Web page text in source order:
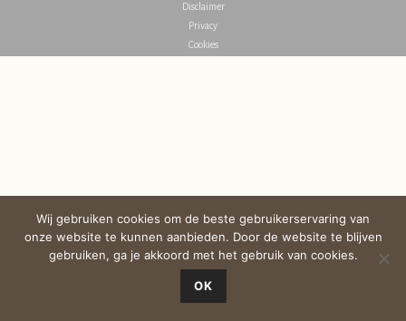
Disclaimer
Privacy
Cookies
Wij gebruiken cookies om de beste gebruikerservaring van
onze website te kunnen aanbieden. Door de website te blijven
gebruiken, ga je akkoord met het gebruik van cookies.
OK